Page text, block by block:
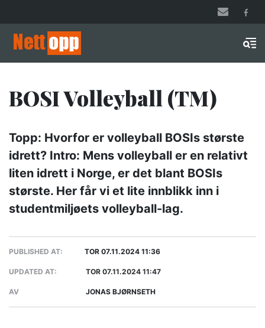
til
hovedinnhold
BOSI Volleyball (TM)
Topp: Hvorfor er volleyball BOSIs største
idrett? Intro: Mens volleyball er en relativt
liten idrett i Norge, er det blant BOSIs
største. Her får vi et lite innblikk inn i
studentmiljøets volleyball-lag.
PUBLISHED AT: TOR 07.11.2024 11:36
UPDATED AT: TOR 07.11.2024 11:47
AV JONAS BJØRNSETH